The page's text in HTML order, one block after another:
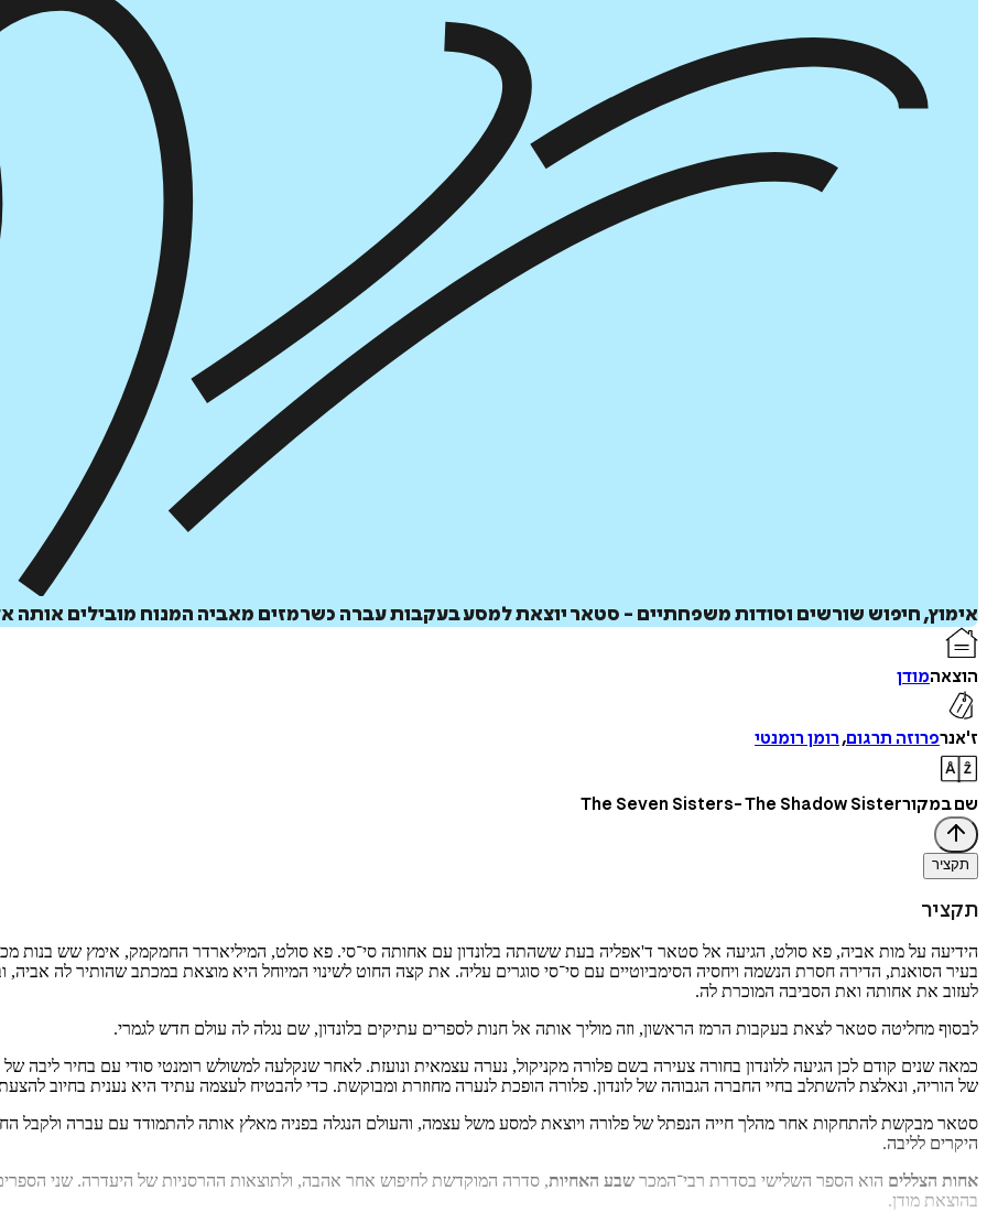
אימוץ, חיפוש שורשים וסודות משפחתיים - סטאר יוצאת למסע בעקבות עברה כשרמזים מאביה המנוח מובילים אותה
הוצאהמודן
ז'אנרפרוזה תרגום,רומן רומנטי
שם במקורThe Seven Sisters- The Shadow Sister
תקציר
תקציר
הידיעה על מות אביה, פא סולט, הגיעה אל סטאר ד'אפליה בעת ששהתה בלונדון עם אחותה סי־סי. פא סולט, המיליארדר החמקמק, אימץ שש בנות
בעיר הסואנת, הדירה חסרת הנשמה ויחסיה הסימביוטיים עם סי־סי סוגרים עליה. את קצה החוט לשינוי המיוחל היא מוצאת במכתב שהותיר לה
לעזוב את אחותה ואת הסביבה המוכרת לה.
לבסוף מחליטה סטאר לצאת בעקבות הרמז הראשון, וזה מוליך אותה אל חנות לספרים עתיקים בלונדון, שם נגלה לה עולם חדש לגמרי.
כמאה שנים קודם לכן הגיעה ללונדון בחורה צעירה בשם פלורה מקניקול, נערה עצמאית ונועזת. לאחר שנקלעה למשולש רומנטי סודי עם בחיר ליבה
של הוריה, ונאלצת להשתלב בחיי החברה הגבוהה של לונדון. פלורה הופכת לנערה מחוזרת ומבוקשת. כדי להבטיח לעצמה עתיד היא נענית בחיוב
סטאר מבקשת להתחקות אחר מהלך חייה הנפתל של פלורה ויוצאת למסע משל עצמה, והעולם הנגלה בפניה מאלץ אותה להתמודד עם עברה ולקבל
היקרים לליבה.
אחות הצללים הוא הספר השלישי בסדרת רבי־המכר שבע האחיות, סדרה המוקדשת לחיפוש אחר אהבה, ולתוצאות ההרסניות של היעדרה. שני
בהוצאת מודן.